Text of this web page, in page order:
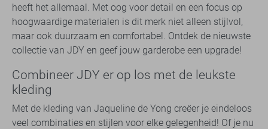
heeft het allemaal. Met oog voor detail en een focus op
hoogwaardige materialen is dit merk niet alleen stijlvol,
maar ook duurzaam en comfortabel. Ontdek de nieuwste
collectie van JDY en geef jouw garderobe een upgrade!
Combineer JDY er op los met de leukste
kleding
Met de kleding van Jaqueline de Yong creëer je eindeloos
veel combinaties en stijlen voor elke gelegenheid! Of je nu